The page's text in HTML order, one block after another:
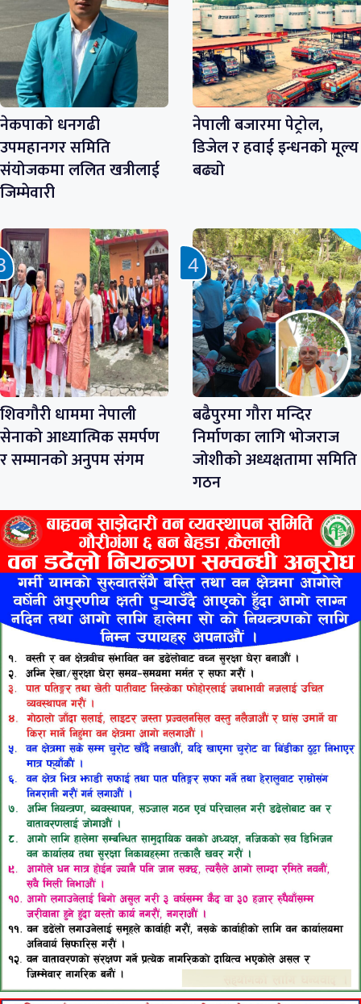
नेकपाको धनगढी
उपमहानगर समिति
संयोजकमा ललित खत्रीलाई
जिम्मेवारी
नेपाली बजारमा पेट्रोल,
डिजेल र हवाई इन्धनको मूल्य
बढ्यो
शिवगौरी धाममा नेपाली
सेनाको आध्यात्मिक समर्पण
र सम्मानको अनुपम संगम
बढैपुरमा गौरा मन्दिर
निर्माणका लागि भोजराज
जोशीको अध्यक्षतामा समिति
गठन